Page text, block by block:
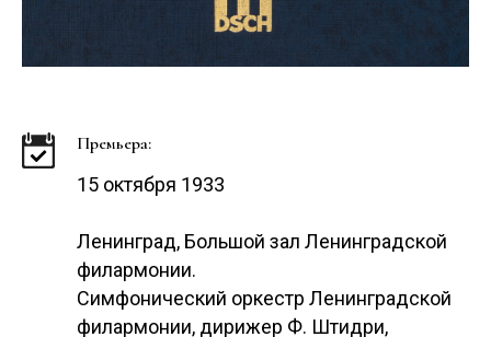
Премьера:
15 октября 1933
Ленинград, Большой зал Ленинградской
филармонии.
Симфонический оркестр Ленинградской
филармонии, дирижер Ф. Штидри,